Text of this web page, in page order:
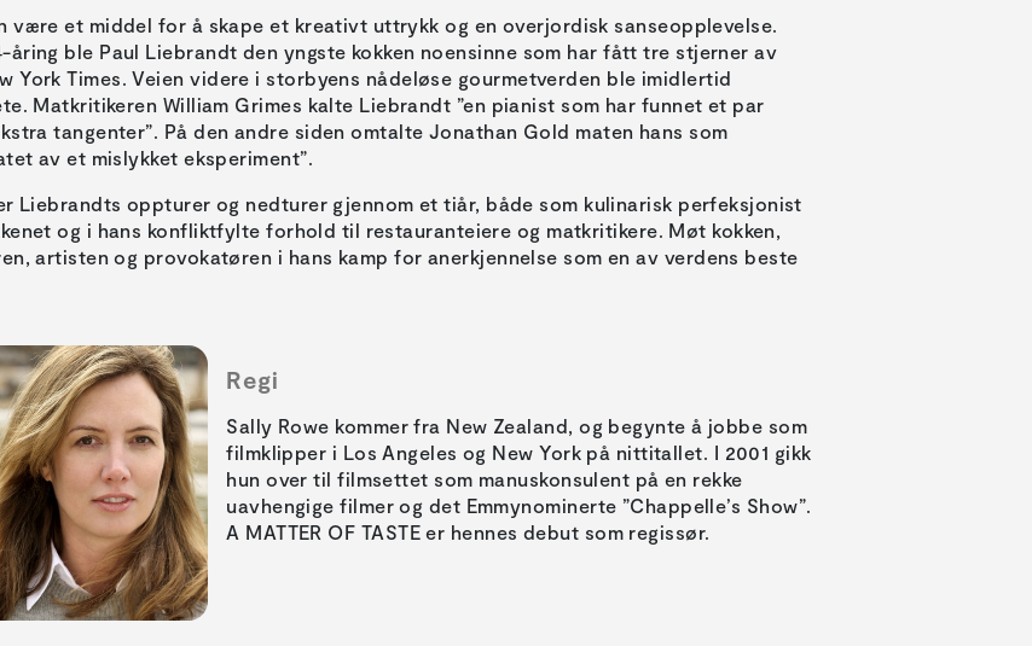
være et middel for å skape et kreativt uttrykk og en overjordisk sanseopplevelse.
åring ble Paul Liebrandt den yngste kokken noensinne som har fått tre stjerner av
York Times. Veien videre i storbyens nådeløse gourmetverden ble imidlertid
Matkritikeren William Grimes kalte Liebrandt ”en pianist som har funnet et par
tangenter”. På den andre siden omtalte Jonathan Gold maten hans som
av et mislykket eksperiment”.
Liebrandts oppturer og nedturer gjennom et tiår, både som kulinarisk perfeksjonist
og i hans konfliktfylte forhold til restauranteiere og matkritikere. Møt kokken,
artisten og provokatøren i hans kamp for anerkjennelse som en av verdens beste
Regi
Sally Rowe kommer fra New Zealand, og begynte å jobbe som
filmklipper i Los Angeles og New York på nittitallet. I 2001 gikk
hun over til filmsettet som manuskonsulent på en rekke
uavhengige filmer og det Emmynominerte ”Chappelle’s Show”.
A MATTER OF TASTE er hennes debut som regissør.